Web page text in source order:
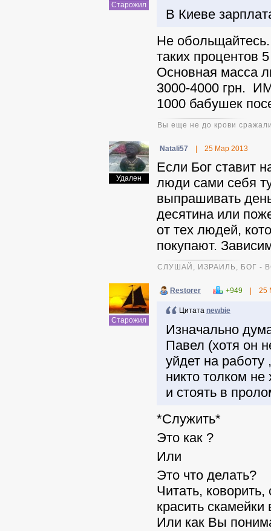
Старожил
В Киеве
Не обольщайтесь.
таких процентов
Основная масса
3000-4000 грн.
1000 бабушек
Вы еще не до крови
Удален
Natali57 25 Мар 2013
Если Бог ставит
люди сами себя
выпрашивать
десятина или
от тех людей,
покупают.
СЛУШАЙ, ИЗРАИЛЬ, БОГ -
Старожил
Restorer +949 25
Цитата newbie
Изначально
Павел (хотя он
уйдет на работу
никто толком не
и стоять в
*Служить*
Это как ?
Или
Это что делать?
Читать, коворить,
красить
Или как Вы